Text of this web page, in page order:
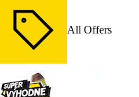
All Offers